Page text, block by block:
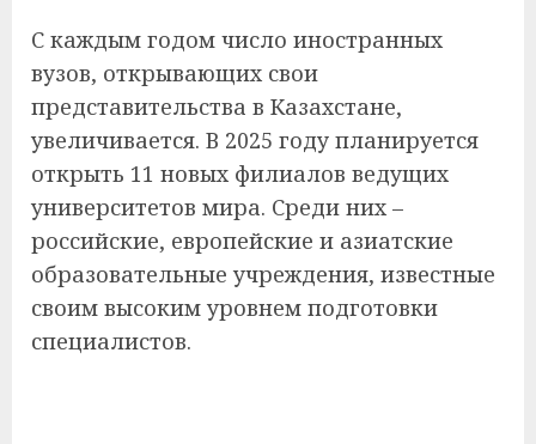
С каждым годом число иностранных
вузов, открывающих свои
представительства в Казахстане,
увеличивается. В 2025 году планируется
открыть 11 новых филиалов ведущих
университетов мира. Среди них –
российские, европейские и азиатские
образовательные учреждения, известные
своим высоким уровнем подготовки
специалистов.